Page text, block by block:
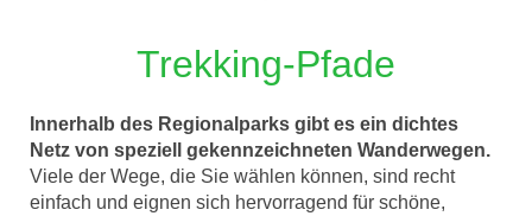
Trekking-Pfade
Innerhalb des Regionalparks gibt es ein dichtes
Netz von speziell gekennzeichneten Wanderwegen.
Viele der Wege, die Sie wählen können, sind recht
einfach und eignen sich hervorragend für schöne,